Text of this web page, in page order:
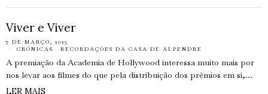
Viver e Viver
7 DE MARÇO, 2023
CRÓNICAS · RECORDAÇÕES DA CASA DE ALPENDRE
A premiação da Academia de Hollywood interessa muito mais por
nos levar aos filmes do que pela distribuição dos prêmios em si,…
LER MAIS